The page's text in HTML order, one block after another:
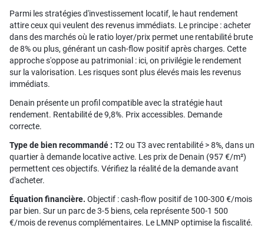
Parmi les stratégies d'investissement locatif, le haut rendement
attire ceux qui veulent des revenus immédiats. Le principe : acheter
dans des marchés où le ratio loyer/prix permet une rentabilité brute
de 8% ou plus, générant un cash-flow positif après charges. Cette
approche s'oppose au patrimonial : ici, on privilégie le rendement
sur la valorisation. Les risques sont plus élevés mais les revenus
immédiats.
Denain présente un profil compatible avec la stratégie haut
rendement. Rentabilité de 9,8%. Prix accessibles. Demande
correcte.
Type de bien recommandé : T2 ou T3 avec rentabilité > 8%, dans un
quartier à demande locative active. Les prix de Denain (957 €/m²)
permettent ces objectifs. Vérifiez la réalité de la demande avant
d'acheter.
Équation financière. Objectif : cash-flow positif de 100-300 €/mois
par bien. Sur un parc de 3-5 biens, cela représente 500-1 500
€/mois de revenus complémentaires. Le LMNP optimise la fiscalité.